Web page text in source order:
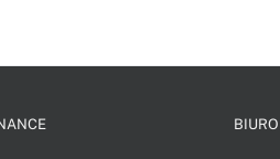
BIURO